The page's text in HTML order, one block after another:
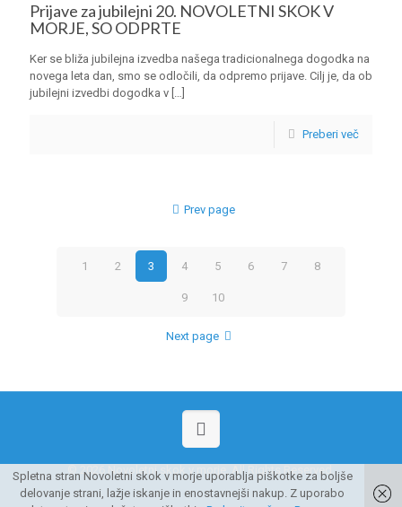
Prijave za jubilejni 20. NOVOLETNI SKOK V
MORJE, SO ODPRTE
Ker se bliža jubilejna izvedba našega tradicionalnega dogodka na
novega leta dan, smo se odločili, da odpremo prijave. Cilj je, da ob
jubilejni izvedbi dogodka v […]
Preberi več
Prev page
1 2 3 4 5 6 7 8
9 10
Next page
© 2026 Novoletni skok v morje. All Rights Reserved.
Spletna stran Novoletni skok v morje uporablja piškotke za boljše
delovanje strani, lažje iskanje in enostavnejši nakup. Z uporabo